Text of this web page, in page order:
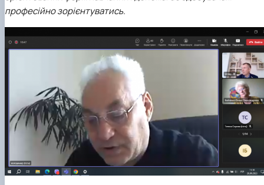
Кафедра рослинництва
Кафедра садівництва ім. проф. В.Л. Симиренка
стандартизації продукції рослинницт…
Вчена рада агробіологічного факультету
Колегіальні органи
Рада роботодавців агробіологічного
факультету
Рада аспірантів агробіологічного
факультету
Сенат студентської організації
агробіологічного факультету
Рада молодих вчених НДІ рослинництва та
ґрунтознавства агробіологічного факульт…
професійно зорієнтуватись.